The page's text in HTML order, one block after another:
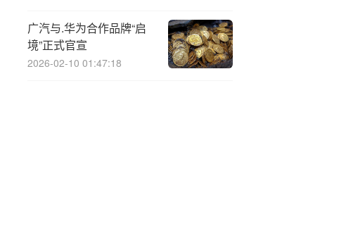
广汽与.华为合作品牌“启
境”正式官宣
2026-02-10 01:47:18